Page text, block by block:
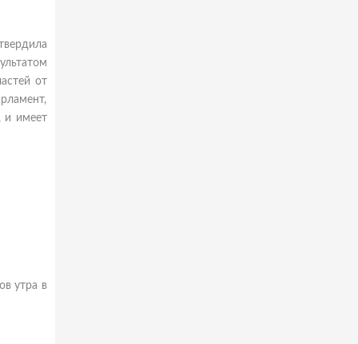
от
и имеет
утра в